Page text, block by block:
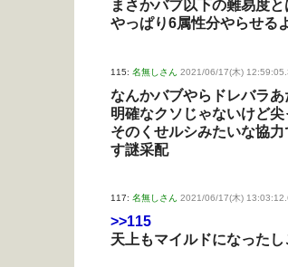
まさかバブ以下の難易度
やっぱり6属性分やらせる
115: 名無しさん 2021/06/17(木)
なんかバブやらドレバラ
明確なクソじゃないけど
そのくせルシみたいな協
す謎采配
117: 名無しさん 2021/06/17(木)
>>115
天上もマイルドになった